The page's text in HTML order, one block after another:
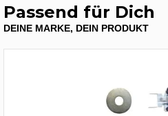
Passend für Dich
DEINE MARKE, DEIN PRODUKT